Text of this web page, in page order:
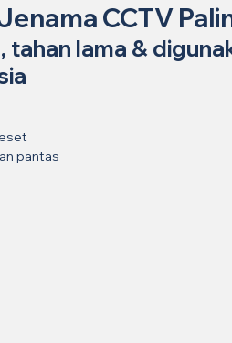
CCTV
tahan lama &
pantas